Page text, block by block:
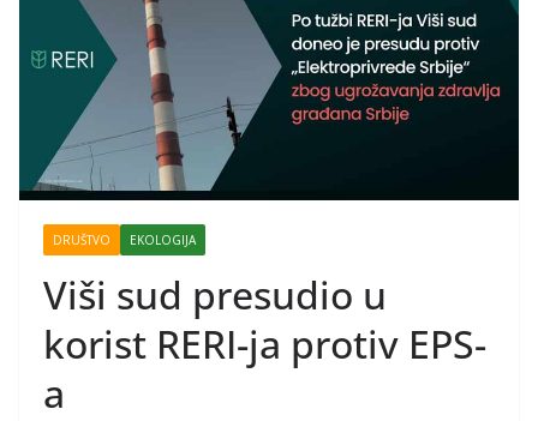
DRUŠTVO EKOLOGIJA
Viši sud presudio u
korist RERI-ja protiv EPS-
a